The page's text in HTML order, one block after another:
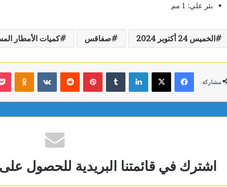
بئر علي: 1 مم
الخميس 24 أكتوبر 2024 صفاقس كميات الأمطار
مشاركة
فيسبوكX لينكدإن بينتيريست
اشترك في قائمتنا البريدية للحصول